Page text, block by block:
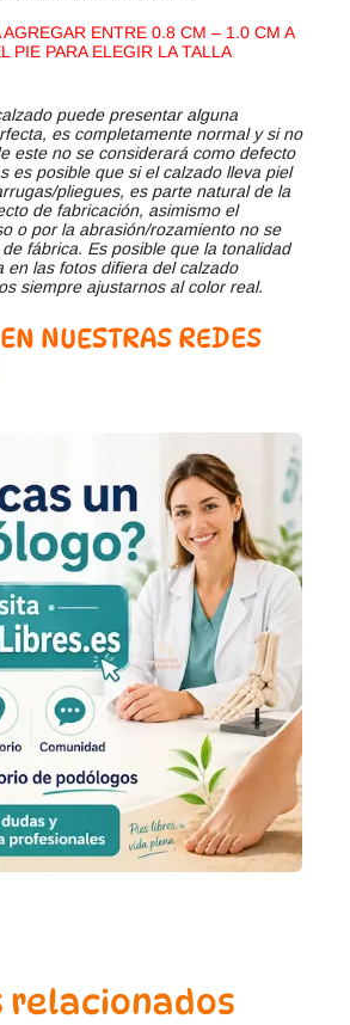
ENTRE 0.8 CM – 1.0 CM A
PIE PARA ELEGIR LA TALLA
puede presentar alguna
es completamente normal y si no
este no se considerará como defecto
es posible que si el calzado lleva piel
pliegues, es parte natural de la
de fabricación, asimismo el
o por la abrasión/rozamiento no se
fábrica. Es posible que la tonalidad
en las fotos difiera del calzado
siempre ajustarnos al color real.
NUESTRAS REDES
relacionados